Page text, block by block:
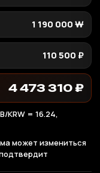
1 190 000 ₩
110 500 ₽
4 473 310 ₽
KRW = 16.24,
может измениться